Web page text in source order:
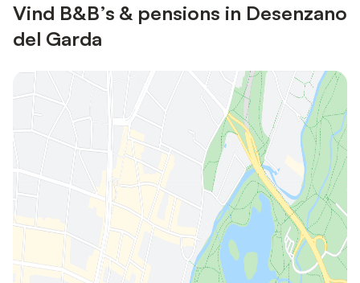
Vind B&B’s & pensions in Desenzano
del Garda